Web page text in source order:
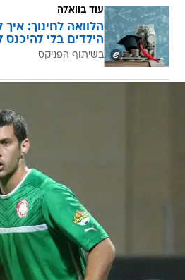
עוד בוואלה
הלוואה לחינוך:
הילדים בלי
בשיתוף הפניקס